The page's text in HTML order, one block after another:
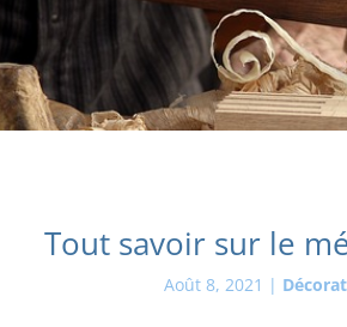
Tout savoir sur le
Août 8, 2021 |